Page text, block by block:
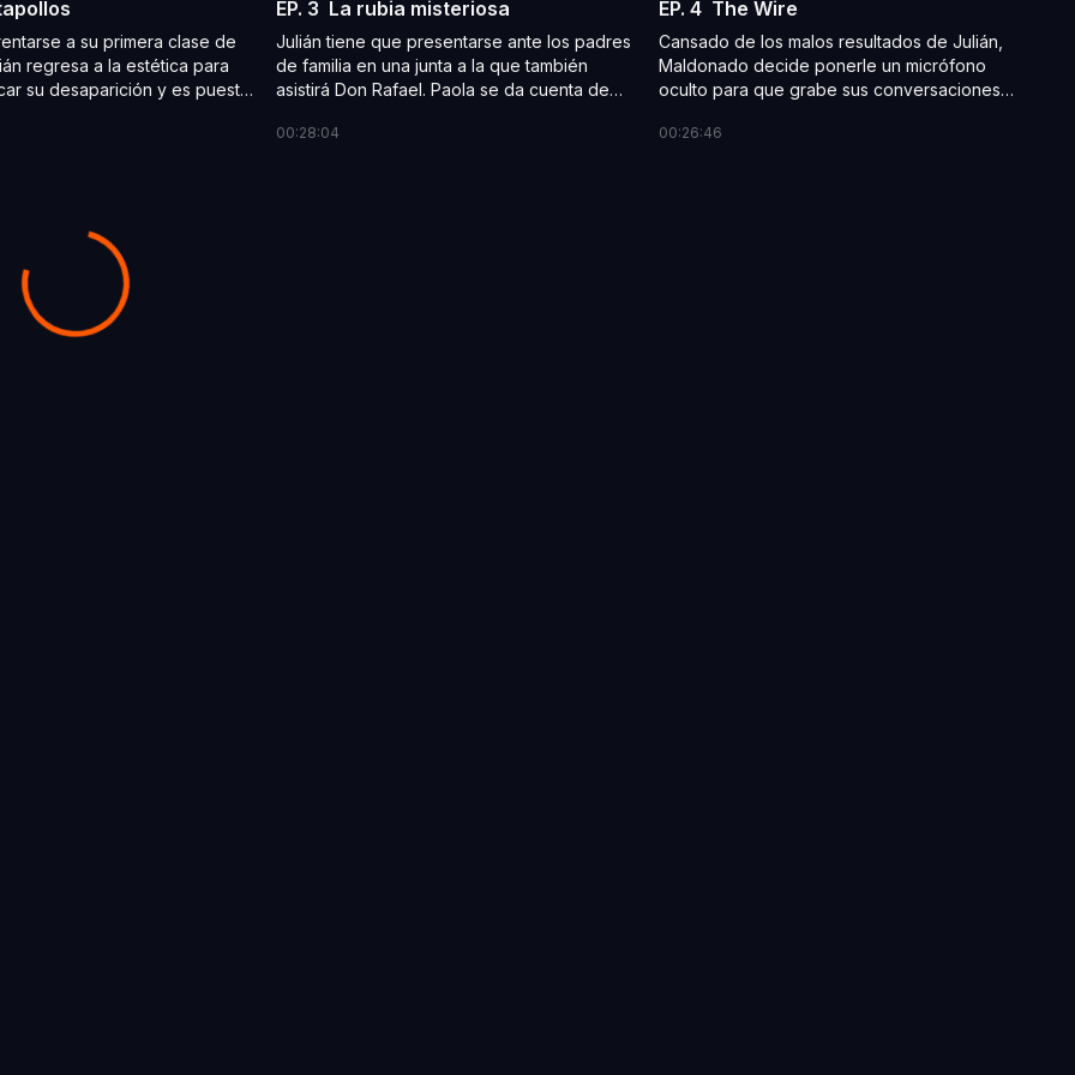
a su primera clase de
regresa a la estética para
su desaparición y es puesto
redes sociales y decide
EP. 3 La rubia misteriosa
Julián tiene que presentarse ante los padres
de familia en una junta a la que también
asistirá Don Rafael. Paola se da cuenta de
compañeros, que ahora buscan al culpable.
00:28:04
EP. 4 The Wire
Cansado de los malos resultados de Julián,
Maldonado decide ponerle un micrófono
oculto para que grabe sus conversaciones
Timoteo, decide que es momento de
00:26:46